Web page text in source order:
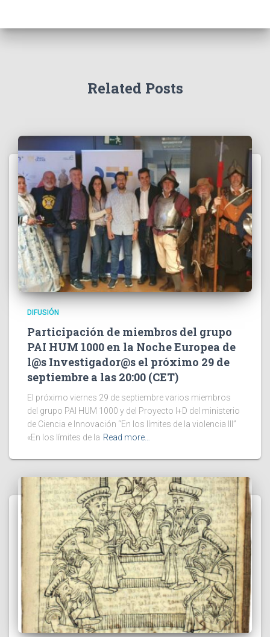
Related Posts
DIFUSIÓN
Participación de miembros del grupo
PAI HUM 1000 en la Noche Europea de
l@s Investigador@s el próximo 29 de
septiembre a las 20:00 (CET)
El próximo viernes 29 de septiembre varios miembros
del grupo PAI HUM 1000 y del Proyecto I+D del ministerio
de Ciencia e Innovación “En los límites de la violencia III”
«En los límites de la Read more…